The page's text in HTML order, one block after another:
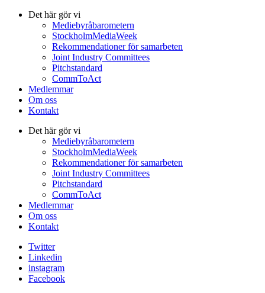
Det här gör vi
Mediebyråbarometern
StockholmMediaWeek
Rekommendationer för samarbeten
Joint Industry Committees
Pitchstandard
CommToAct
Medlemmar
Om oss
Kontakt
Det här gör vi
Mediebyråbarometern
StockholmMediaWeek
Rekommendationer för samarbeten
Joint Industry Committees
Pitchstandard
CommToAct
Medlemmar
Om oss
Kontakt
Twitter
Linkedin
instagram
Facebook